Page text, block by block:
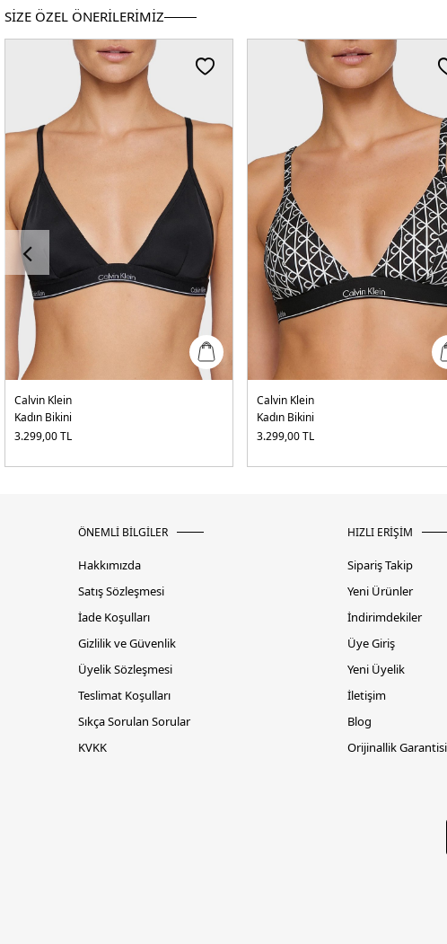
SİZE ÖZEL ÖNERİLERİMİZ
Calvin Klein
Kadın Bikini
3.299,00TL
Calvin Klein
Kadın Bikini
3.299,00TL
ÖNEMLİ BİLGİLER
Hakkımızda
Satış Sözleşmesi
İade Koşulları
Gizlilik ve Güvenlik
Üyelik Sözleşmesi
Teslimat Koşulları
Sıkça Sorulan Sorular
KVKK
HIZLI ERİŞİM
Sipariş Takip
Yeni Ürünler
İndirimdekiler
Üye Giriş
Yeni Üyelik
İletişim
Blog
Orijinallik Garantisi